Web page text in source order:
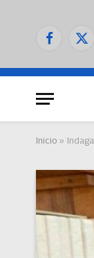
Facebook
X
Inicio »